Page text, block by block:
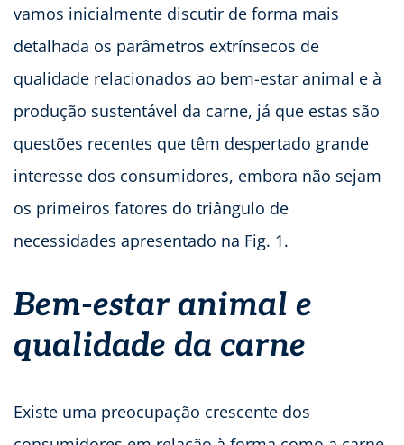
vamos inicialmente discutir de forma mais
detalhada os parâmetros extrínsecos de
qualidade relacionados ao bem-estar animal e à
produção sustentável da carne, já que estas são
questões recentes que têm despertado grande
interesse dos consumidores, embora não sejam
os primeiros fatores do triângulo de
necessidades apresentado na Fig. 1.
Bem-estar animal e
qualidade da carne
Existe uma preocupação crescente dos